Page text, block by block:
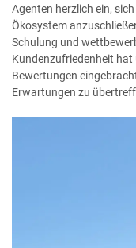
Agenten herzlich ein,
Ökosystem
Schulung und
Kundenzufriedenheit hat
Bewertungen
Erwartungen zu